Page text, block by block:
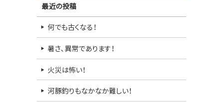
最近の投稿
何でも古くなる！
暑さ、異常であります！
火災は怖い！
河豚釣りもなかなか難しい！